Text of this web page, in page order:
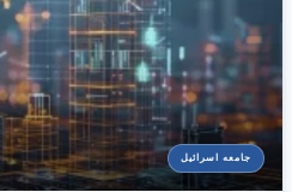
جامعه اسرائیل